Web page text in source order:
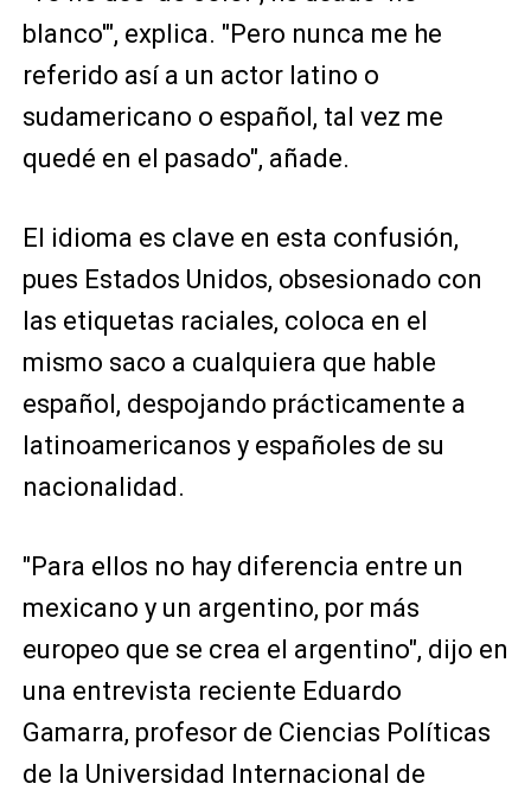
blanco'", explica. "Pero nunca me he
referido así a un actor latino o
sudamericano o español, tal vez me
quedé en el pasado", añade.
El idioma es clave en esta confusión,
pues Estados Unidos, obsesionado con
las etiquetas raciales, coloca en el
mismo saco a cualquiera que hable
español, despojando prácticamente a
latinoamericanos y españoles de su
nacionalidad.
"Para ellos no hay diferencia entre un
mexicano y un argentino, por más
europeo que se crea el argentino", dijo en
una entrevista reciente Eduardo
Gamarra, profesor de Ciencias Políticas
de la Universidad Internacional de